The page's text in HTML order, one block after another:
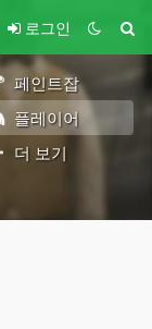
로그인
페인트잡
플레이어
더 보기